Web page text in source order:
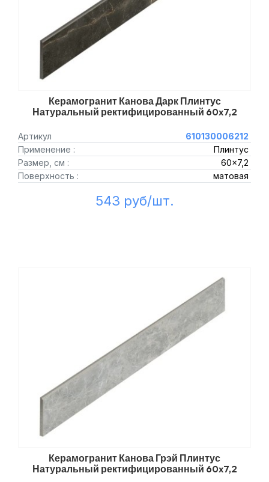
Керамогранит Канова Дарк Плинтус
Натуральный ректифицированный 60x7,2
Артикул
610130006212
Применение :
Плинтус
Размер, см :
60x7,2
Поверхность :
матовая
543 руб/шт.
Керамогранит Канова Грэй Плинтус
Натуральный ректифицированный 60x7,2